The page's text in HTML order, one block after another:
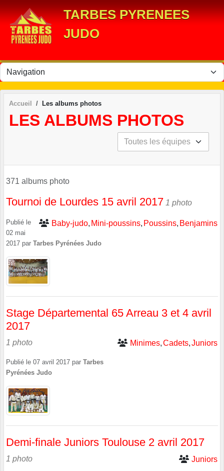
TARBES PYRENEES
JUDO
Accueil Les albums photos
LES ALBUMS PHOTOS
371 albums photo
Tournoi de Lourdes 15 avril 2017 1 photo
Baby-judo Mini-poussins Poussins Benjamins
Publié le
02 mai
2017 par Tarbes Pyrénées Judo
Stage Départemental 65 Arreau 3 et 4 avril
2017
1 photo Minimes Cadets Juniors
Publié le 07 avril 2017 par Tarbes
Pyrénées Judo
Demi-finale Juniors Toulouse 2 avril 2017
1 photo Juniors
Panneau de gestion des cookies